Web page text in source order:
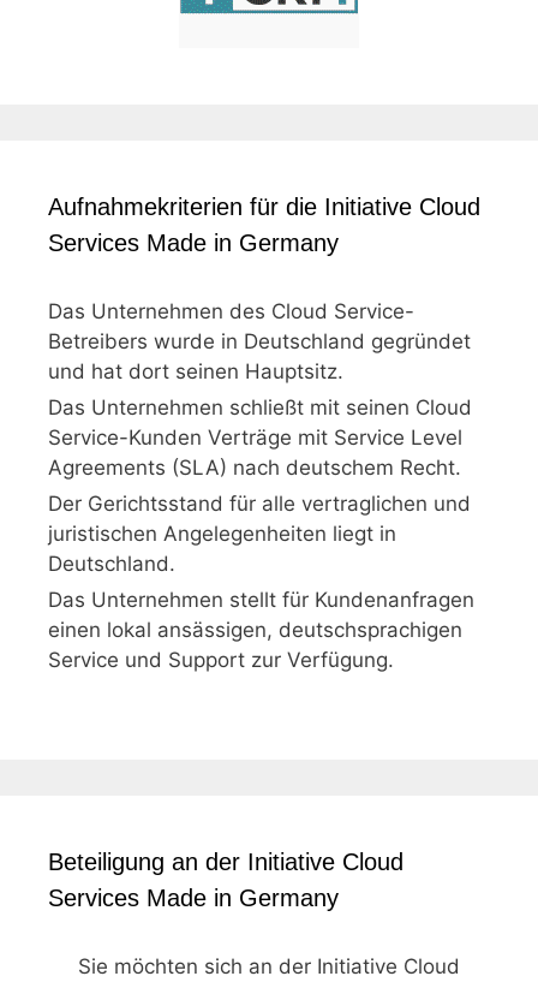
Aufnahmekriterien für die Initiative Cloud
Services Made in Germany
Das Unternehmen des Cloud Service-
Betreibers wurde in Deutschland gegründet
und hat dort seinen Hauptsitz.
Das Unternehmen schließt mit seinen Cloud
Service-Kunden Verträge mit Service Level
Agreements (SLA) nach deutschem Recht.
Der Gerichtsstand für alle vertraglichen und
juristischen Angelegenheiten liegt in
Deutschland.
Das Unternehmen stellt für Kundenanfragen
einen lokal ansässigen, deutschsprachigen
Service und Support zur Verfügung.
Beteiligung an der Initiative Cloud
Services Made in Germany
Sie möchten sich an der Initiative Cloud